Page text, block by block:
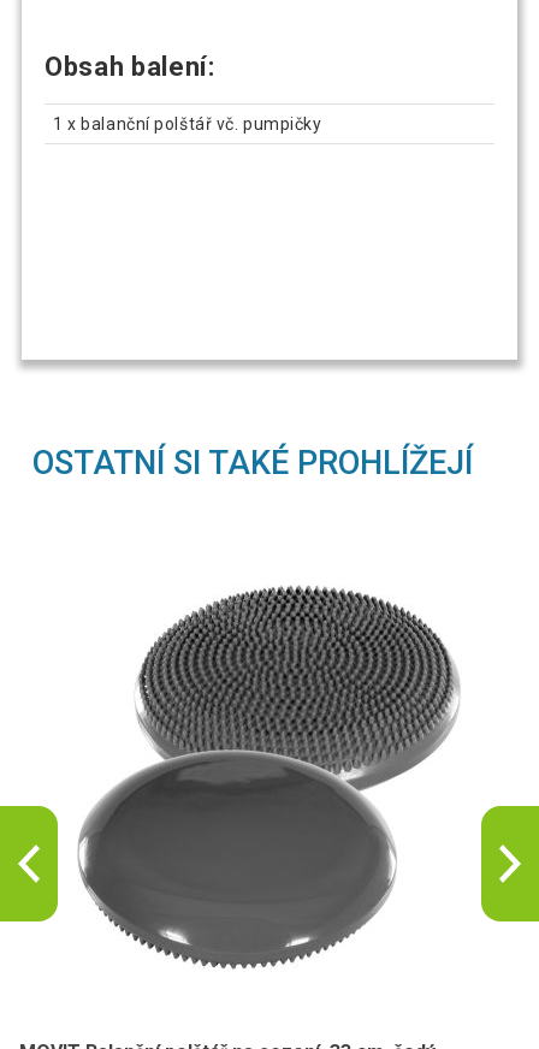
Obsah balení:
1 x balanční polštář vč. pumpičky
OSTATNÍ SI TAKÉ PROHLÍŽEJÍ